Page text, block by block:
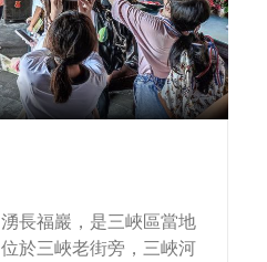
長福巖，是三峽區當地
於三峽老街旁，三峽河